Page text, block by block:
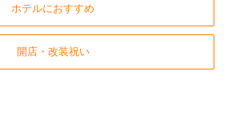
ホテルにおすすめ
開店・改装祝い